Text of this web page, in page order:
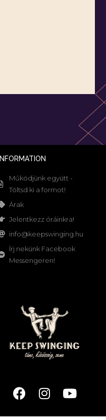
INFORMATION
Működjünk együtt -
Töltsd ki a formot!
Árak
Jelentkezz óráinkra!
info@keepswinging.hu
Írj nekünk Facebook
Messengeren!